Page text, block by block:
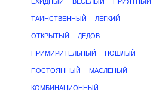
ТАИНСТВЕННЫЙ ЛЕГКИЙ
ОТКРЫТЫЙ ДЕДОВ
ПРИМИРИТЕЛЬНЫЙ ПОШЛЫЙ
ПОСТОЯННЫЙ МАСЛЕНЫЙ
КОМБИНАЦИОННЫЙ